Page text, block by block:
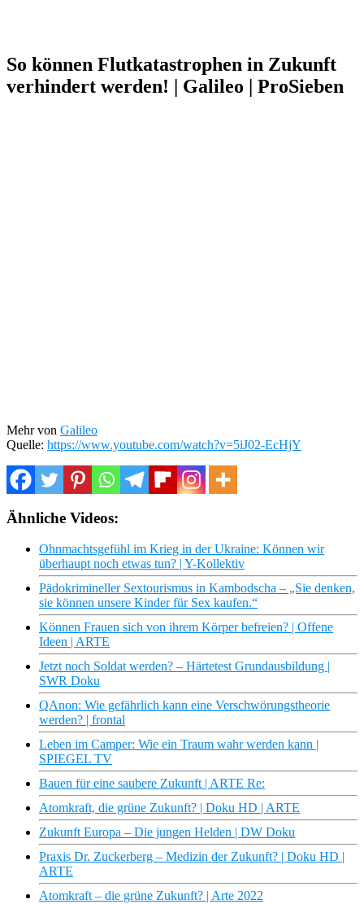
So können Flutkatastrophen in Zukunft
verhindert werden! | Galileo | ProSieben
Mehr von Galileo
Quelle: https://www.youtube.com/watch?v=5iJ02-EcHjY
Ähnliche Videos:
Ohnmachtsgefühl im Krieg in der Ukraine: Können wir
überhaupt noch etwas tun? | Y-Kollektiv
Pädokrimineller Sextourismus in Kambodscha – „Sie denken,
sie können unsere Kinder für Sex kaufen.“
Können Frauen sich von ihrem Körper befreien? | Offene
Ideen | ARTE
Jetzt noch Soldat werden? – Härtetest Grundausbildung |
SWR Doku
QAnon: Wie gefährlich kann eine Verschwörungstheorie
werden? | frontal
Leben im Camper: Wie ein Traum wahr werden kann |
SPIEGEL TV
Bauen für eine saubere Zukunft | ARTE Re:
Atomkraft, die grüne Zukunft? | Doku HD | ARTE
Zukunft Europa – Die jungen Helden | DW Doku
Praxis Dr. Zuckerberg – Medizin der Zukunft? | Doku HD |
ARTE
Atomkraft – die grüne Zukunft? | Arte 2022